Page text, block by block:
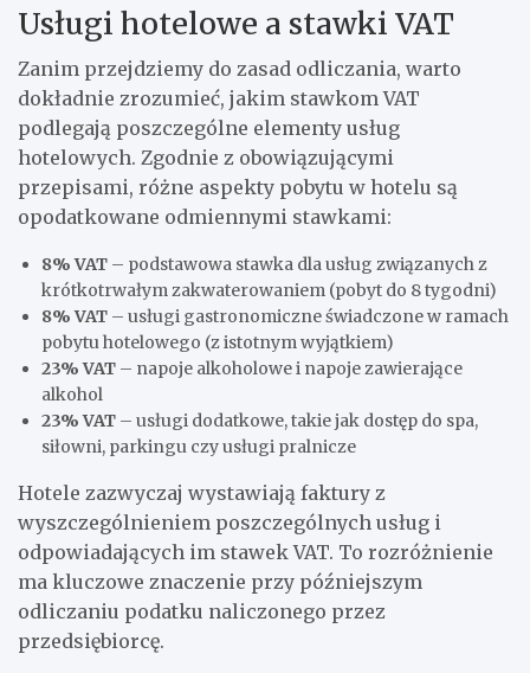
Usługi hotelowe a stawki VAT
Zanim przejdziemy do zasad odliczania, warto
dokładnie zrozumieć, jakim stawkom VAT
podlegają poszczególne elementy usług
hotelowych. Zgodnie z obowiązującymi
przepisami, różne aspekty pobytu w hotelu są
opodatkowane odmiennymi stawkami:
8% VAT – podstawowa stawka dla usług związanych z
krótkotrwałym zakwaterowaniem (pobyt do 8 tygodni)
8% VAT – usługi gastronomiczne świadczone w ramach
pobytu hotelowego (z istotnym wyjątkiem)
23% VAT – napoje alkoholowe i napoje zawierające
alkohol
23% VAT – usługi dodatkowe, takie jak dostęp do spa,
siłowni, parkingu czy usługi pralnicze
Hotele zazwyczaj wystawiają faktury z
wyszczególnieniem poszczególnych usług i
odpowiadających im stawek VAT. To rozróżnienie
ma kluczowe znaczenie przy późniejszym
odliczaniu podatku naliczonego przez
przedsiębiorcę.